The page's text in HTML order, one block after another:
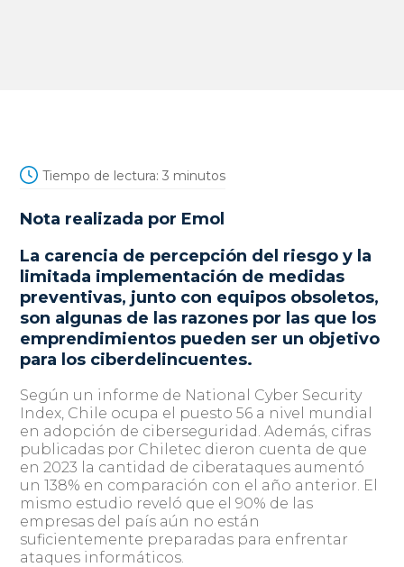
Tiempo de lectura: 3 minutos
Nota realizada por Emol
La carencia de percepción del riesgo y la
limitada implementación de medidas
preventivas, junto con equipos obsoletos,
son algunas de las razones por las que los
emprendimientos pueden ser un objetivo
para los ciberdelincuentes.
Según un informe de National Cyber Security
Index, Chile ocupa el puesto 56 a nivel mundial
en adopción de ciberseguridad. Además, cifras
publicadas por Chiletec dieron cuenta de que
en 2023 la cantidad de ciberataques aumentó
un 138% en comparación con el año anterior. El
mismo estudio reveló que el 90% de las
empresas del país aún no están
suficientemente preparadas para enfrentar
ataques informáticos.